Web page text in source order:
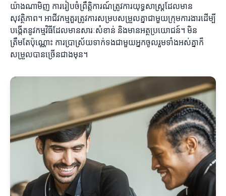
យ៉ាងណាមិញ ការរៀបចំព្រឹត្តិការណ៍ត្រូវការយុទ្ធសាស្ត្រដែលមាន
សុវត្ថិភាព។ អាជីវកម្មគួរត្រូវការសម្របសម្រួលគ្នាជាមួយក្រុមការងារដើម្បី
បង្កើតនូវកម្មវិធីដែលមានសារៈសំខាន់ និងមានអត្ថប្រយោជន៍។ មិន
ត្រឹមតែប៉ុណ្ណោះ ការប្រាស្រ័យទាក់ទងជាមួយអ្នកចូលរួមទាំងអស់គ្នាក៏
សម្រួលបានច្រើនជាងមុន។